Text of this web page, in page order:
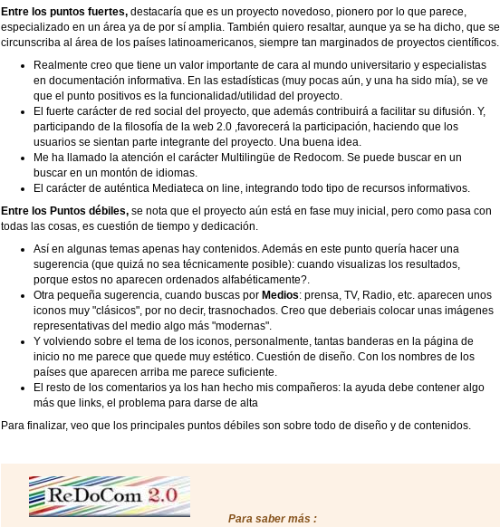
Entre los puntos fuertes, destacaría que es un proyecto novedoso, pionero por lo que parece,
especializado en un área ya de por sí amplia. También quiero resaltar, aunque ya se ha dicho, que se
circunscriba al área de los países latinoamericanos, siempre tan marginados de proyectos científicos.
Realmente creo que tiene un valor importante de cara al mundo universitario y especialistas
en documentación informativa. En las estadísticas (muy pocas aún, y una ha sido mía), se ve
que el punto positivos es la funcionalidad/utilidad del proyecto.
El fuerte carácter de red social del proyecto, que además contribuirá a facilitar su difusión. Y,
participando de la filosofía de la web 2.0 ,favorecerá la participación, haciendo que los
usuarios se sientan parte integrante del proyecto. Una buena idea.
Me ha llamado la atención el carácter Multilingüe de Redocom. Se puede buscar en un
buscar en un montón de idiomas.
El carácter de auténtica Mediateca on line, integrando todo tipo de recursos informativos.
Entre los Puntos débiles, se nota que el proyecto aún está en fase muy inicial, pero como pasa con
todas las cosas, es cuestión de tiempo y dedicación.
Así en algunas temas apenas hay contenidos. Además en este punto quería hacer una
sugerencia (que quizá no sea técnicamente posible): cuando visualizas los resultados,
porque estos no aparecen ordenados alfabéticamente?.
Otra pequeña sugerencia, cuando buscas por Medios: prensa, TV, Radio, etc. aparecen unos
iconos muy "clásicos", por no decir, trasnochados. Creo que deberiais colocar unas imágenes
representativas del medio algo más "modernas".
Y volviendo sobre el tema de los iconos, personalmente, tantas banderas en la página de
inicio no me parece que quede muy estético. Cuestión de diseño. Con los nombres de los
países que aparecen arriba me parece suficiente.
El resto de los comentarios ya los han hecho mis compañeros: la ayuda debe contener algo
más que links, el problema para darse de alta
Para finalizar, veo que los principales puntos débiles son sobre todo de diseño y de contenidos.
Para saber más :